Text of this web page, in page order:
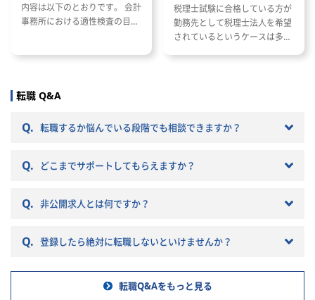
内容は以下のとおりです。 会計
事務所における適性検査の目的
税理士試験に合格している方が
勤務先として税理士法人を希望
されているというケースは多い
ャリアプランに応じて自分に合
った税理士法人を選ぶことが非
税理士法人を選ぶとこんな筈で
税理士法人の特徴や税理士法人
さい。
転職 Q&A
Q. 転職するか悩んでいる段階でも相談できますか？
Q. どこまでサポートしてもらえますか？
Q. 非公開求人とは何ですか？
Q. 登録したら絶対に転職しないといけませんか？
転職Q&Aをもっと見る